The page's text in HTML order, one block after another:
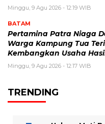
Minggu, 9 Agu 2026 - 12:19 WIB
BATAM
Pertamina Patra Niaga
Warga Kampung Tua
Kembangkan Usaha
Minggu, 9 Agu 2026 - 12:17 WIB
TRENDING